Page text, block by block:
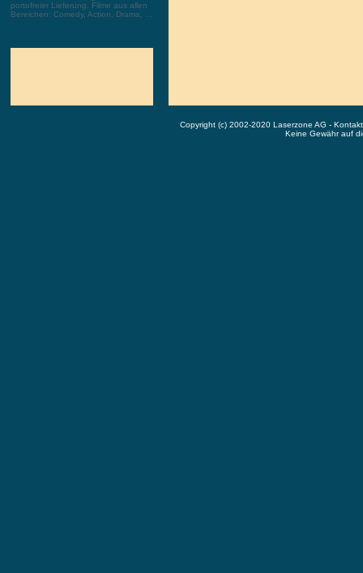
portofreier Lieferung. Filme aus allen
Bereichen: Comedy, Action, Drama, ...
Copyright (c) 2002-2020 Laserzone AG -
Keine Gewähr auf